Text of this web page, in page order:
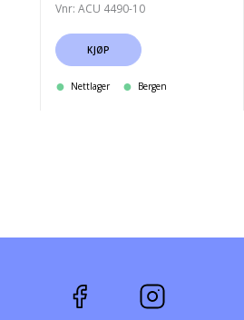
Vnr: ACU 4490-10
KJØP
Nettlager Bergen